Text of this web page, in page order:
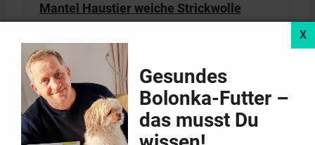
Mantel Haustier weiche Strickwolle
Nur Haustierpullover, sonstiges Zubehör nicht
enthalten
Gute Elastizität sorgt für eine gute Passform
Geeignete Alltagskleidung, Straßenkleidung,
Hauskleidung an kalten Tagen
Gesundes
Bolonka-Futter –
das musst Du